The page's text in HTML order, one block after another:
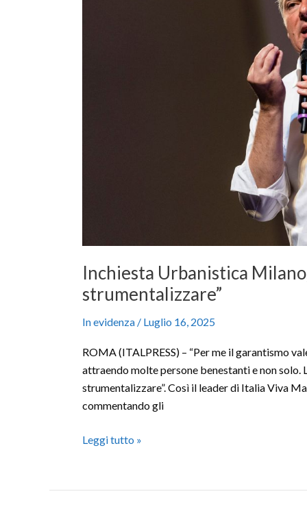
Inchiesta Urbanistica
strumentalizzare”
In evidenza / Luglio 16, 2025
ROMA (ITALPRESS) – “Per me il garantismo
attraendo molte persone benestanti e non solo.
strumentalizzare”. Così il leader di Italia Viva
commentando gli
Leggi tutto »